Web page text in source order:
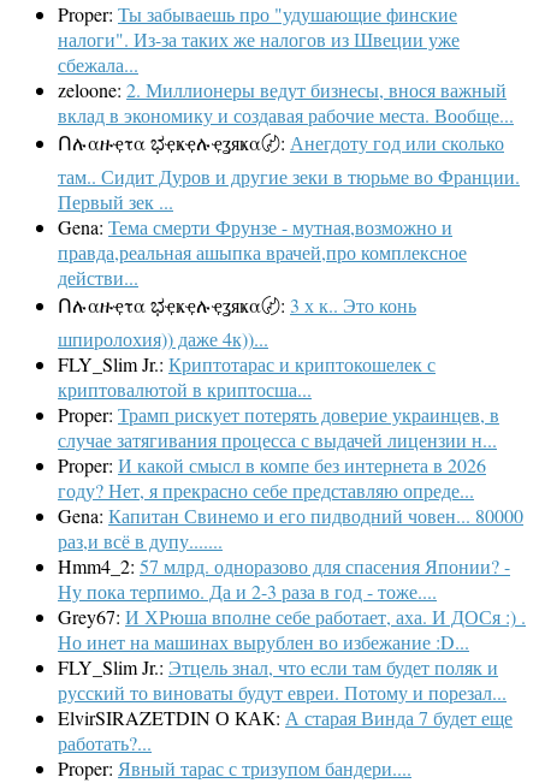
Proper: Ты забываешь про "удушающие финские
налоги". Из-за таких же налогов из Швеции уже
сбежала...
zeloone: 2. Миллионеры ведут бизнесы, внося важный
вклад в экономику и создавая рабочие места. Вообще...
Ոሉαዙҿτα ಭҿҝҿሉҿʓяҝα〄: Анегдоту год или сколько
там.. Сидит Дуров и другие зеки в тюрьме во Франции.
Первый зек ...
Gena: Тема смерти Фрунзе - мутная,возможно и
правда,реальная ашыпка врачей,про комплексное
действи...
Ոሉαዙҿτα ಭҿҝҿሉҿʓяҝα〄: 3 х к.. Это конь
шпиролохия)) даже 4к))...
FLY_Slim Jr.: Криптотарас и криптокошелек с
криптовалютой в криптосша...
Proper: Трамп рискует потерять доверие украинцев, в
случае затягивания процесса с выдачей лицензии н...
Proper: И какой смысл в компе без интернета в 2026
году? Нет, я прекрасно себе представляю опреде...
Gena: Капитан Свинемо и его пидводний човен... 80000
раз,и всё в дупу.......
Hmm4_2: 57 млрд. одноразово для спасения Японии? -
Ну пока терпимо. Да и 2-3 раза в год - тоже....
Grey67: И ХРюша вполне себе работает, аха. И ДОСя :) .
Но инет на машинах вырублен во избежание :D...
FLY_Slim Jr.: Этцель знал, что если там будет поляк и
русский то виноваты будут евреи. Потому и порезал...
ElvirSIRAZETDIN О КАК: А старая Винда 7 будет еще
работать?...
Proper: Явный тарас с тризупом бандери....